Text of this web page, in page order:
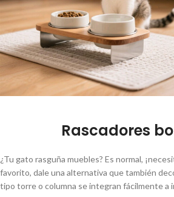
Rascadores
¿Tu gato rasguña muebles? Es normal,
favorito, dale una alternativa que también
tipo torre o columna se integran fácilmente a